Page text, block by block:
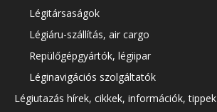
Légitársaságok
Légiáru-szállítás, air cargo
Repülőgépgyártók, légiipar
Léginavigációs szolgáltatók
Légiutazás hírek, cikkek, információk, tippek